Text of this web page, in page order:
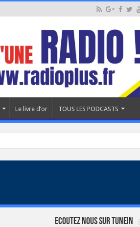
Le livre d’or TOUS LES PODCASTS
Ecoutez nous sur TuneIn